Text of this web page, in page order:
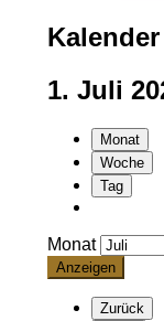
Kalender
1. Juli
Monat
Woche
Tag
Monat
Zurück